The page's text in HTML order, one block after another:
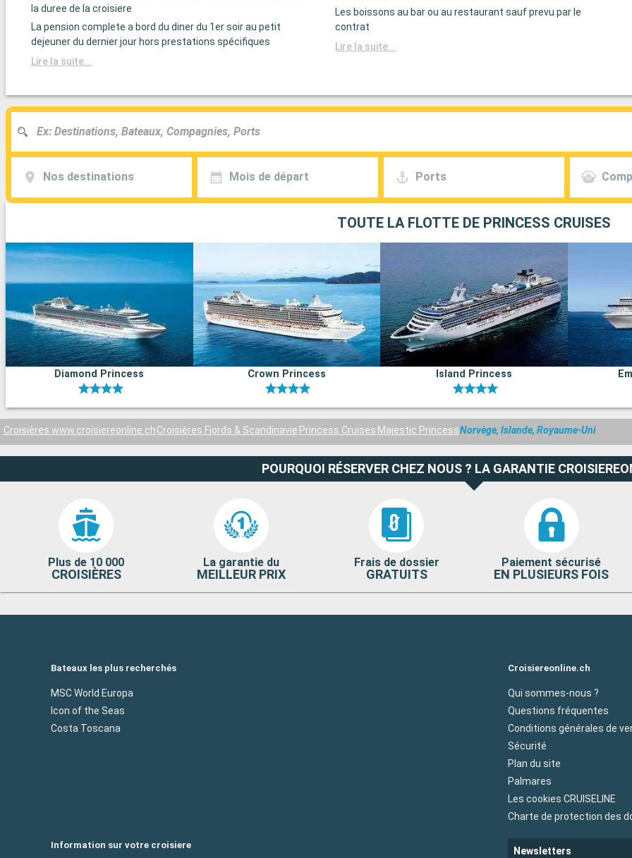
la duree de la croisiere
La pension complete a bord du diner du 1er soir au petit
dejeuner du dernier jour hors prestations spécifiques
Lire la suite...
Les boissons au bar ou au restaurant sauf prevu par le
contrat
Lire la suite...
Nos destinations Mois de départ Ports
TOUTE LA FLOTTE DE PRINCESS CRUISES
Diamond Princess Crown Princess Island Princess
Croisières www.croisiereonline.chCroisières Fjords & Scandinavie Princess Cruises Majestic PrincessNorvège, Islande, Royaume-Uni
POURQUOI RÉSERVER CHEZ NOUS ? LA GARANTIE
Plus de 10 000
CROISIÈRES
La garantie du
MEILLEUR PRIX
Frais de dossier
GRATUITS
Paiement sécurisé
EN PLUSIEURS FOIS
Bateaux les plus recherchés
MSC World Europa
Icon of the Seas
Costa Toscana
Croisiereonline.ch
Qui sommes-nous ?
Questions fréquentes
Conditions générales de
Sécurité
Plan du site
Palmares
Les cookies CRUISELINE
Charte de protection des
Information sur votre croisiere
Newsletters